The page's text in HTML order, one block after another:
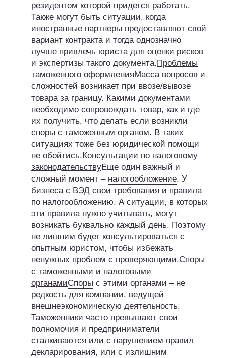
резидентом которой придется работать.
Также могут быть ситуации, когда
иностранные партнеры предоставляют свой
вариант контракта и тогда однозначно
лучше привлечь юриста для оценки рисков
и экспертизы такого документа.Проблемы
таможенного оформленияМасса вопросов и
сложностей возникает при ввозе/вывозе
товара за границу. Какими документами
необходимо сопровождать товар, как и где
их получить, что делать если возникли
споры с таможенным органом. В таких
ситуациях тоже без юридической помощи
не обойтись.Консультации по налоговому
законодательствуЕще один важный и
сложный момент – налогообложение. У
бизнеса с ВЭД свои требования и правила
по налогообложению. А ситуации, в которых
эти правила нужно учитывать, могут
возникать буквально каждый день. Поэтому
не лишним будет консультироваться с
опытным юристом, чтобы избежать
ненужных проблем с проверяющими.Споры
с таможенными и налоговыми
органамиСпоры с этими органами – не
редкость для компании, ведущей
внешнеэкономическую деятельность.
Таможенники часто превышают свои
полномочия и предприниматели
сталкиваются или с нарушением правил
декларирования, или с излишним